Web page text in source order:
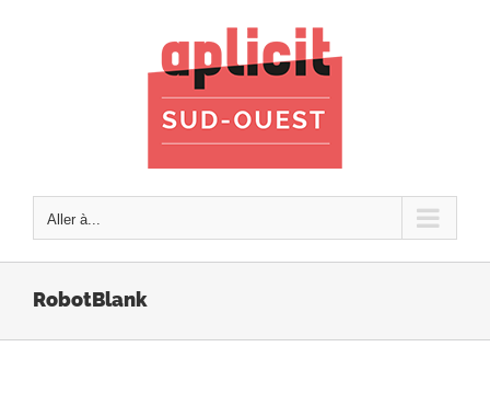
Aller à...
RobotBlank